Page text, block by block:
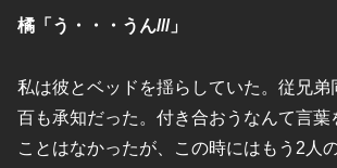
橘「う・・・うん///」
私は彼とベッドを揺らしていた。従兄弟
百も承知だった。付き合おうなんて言葉
ことはなかったが、この時にはもう2人